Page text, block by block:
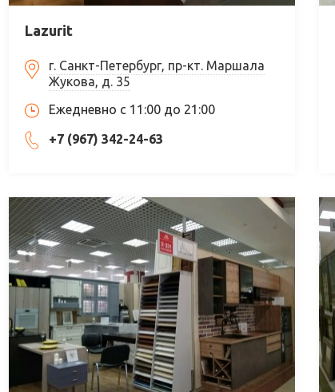
Lazurit
г. Санкт-Петербург, пр-кт. Маршала
Жукова, д. 35
Ежедневно с 11:00 до 21:00
+7 (967) 342-24-63